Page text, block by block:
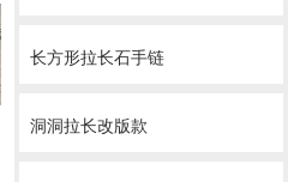
长方形拉长石手链
洞洞拉长改版款